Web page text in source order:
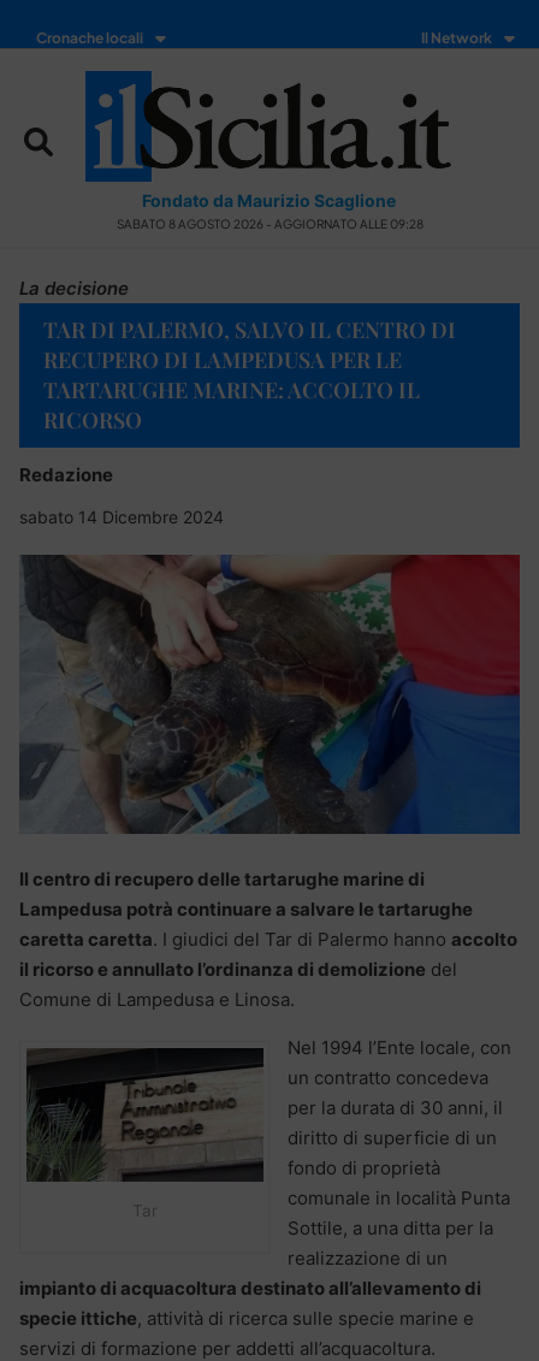
Cronache locali Il Network
Fondato da Maurizio Scaglione
SABATO 8 AGOSTO 2026 - AGGIORNATO ALLE 09:28
La decisione
TAR DI PALERMO, SALVO IL CENTRO DI
RECUPERO DI LAMPEDUSA PER LE
TARTARUGHE MARINE: ACCOLTO IL
RICORSO
Redazione
sabato 14 Dicembre 2024
Il centro di recupero delle tartarughe marine di
Lampedusa potrà continuare a salvare le tartarughe
caretta caretta. I giudici del Tar di Palermo hanno accolto
il ricorso e annullato l’ordinanza di demolizione del
Comune di Lampedusa e Linosa.
Tar
Nel 1994 l’Ente locale, con
un contratto concedeva
per la durata di 30 anni, il
diritto di superficie di un
fondo di proprietà
comunale in località Punta
Sottile, a una ditta per la
realizzazione di un
impianto di acquacoltura destinato all’allevamento di
specie ittiche, attività di ricerca sulle specie marine e
servizi di formazione per addetti all’acquacoltura.